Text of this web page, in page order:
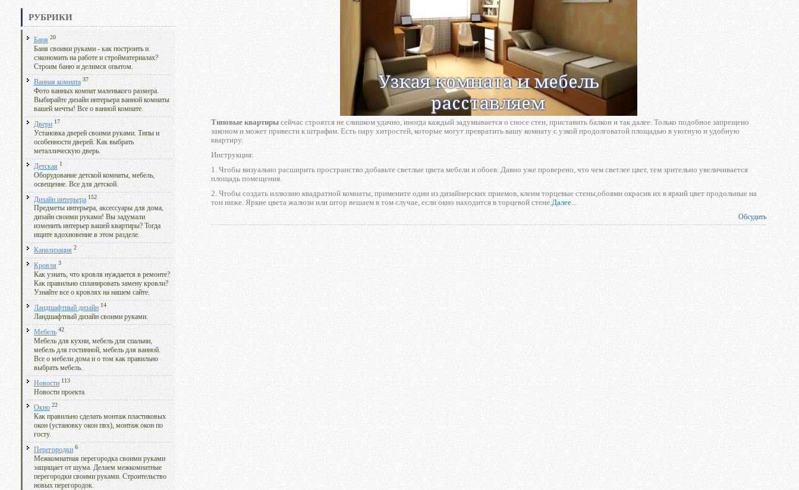
РУБРИКИ
Баня 20
Баня своими руками - как построить и
сэкономить на работе и стройматериалах?
Строим баню и делимся опытом.
Ванная комната 37
Фото ванных комнат маленького размера.
Выбирайте дизайн интерьера ванной комнаты
вашей мечты! Все о ванной комнате.
Двери 17
Установка дверей своими руками. Типы и
особенности дверей. Как выбрать
металлическую дверь.
Детская 1
Оборудование детской комнаты, мебель,
освещение. Все для детской.
Дизайн интерьера 152
Предметы интерьера, аксессуары для дома,
дизайн своими руками! Вы задумали
изменить интерьер вашей квартиры? Тогда
ищите вдохновение в этом разделе.
Канализация 2
Кровля 3
Как узнать, что кровля нуждается в ремонте?
Как правильно спланировать замену кровли?
Узнайте все о кровлях на нашем сайте.
Ландшафтный дизайн 14
Ландшафтный дизайн своими руками.
Мебель 42
Мебель для кухни, мебель для спальни,
мебель для гостинной, мебель для ванной.
Все о мебели дома и о том как правильно
выбрать мебель.
Новости 113
Новости проекта
Окно 22
Как правильно сделать монтаж пластиковых
окон (установку окон пвх), монтаж окон по
госту.
Перегородки 6
Межкомнатная перегородка своими руками
защищает от шума. Делаем межкомнатные
перегородки своими руками. Строительство
новых перегородок.
Типовые квартиры сейчас строятся не слишком удачно, иногда каждый задумывается о сносе стен, приставить балкон и так далее. Только подобное запрещено
законом и может привести к штрафам. Есть пару хитростей, которые могут превратить вашу комнату с узкой продолговатой площадью в уютную и удобную
квартиру.
Инструкция:
1. Чтобы визуально расширить пространство добавьте светлые цвета мебели и обоев. Давно уже проверено, что чем светлее цвет, тем зрительно увеличивается
площадь помещения.
2. Чтобы создать иллюзию квадратной комнаты, примените один из дизайнерских приемов, клеим торцевые стены,обоями окрасив их в яркий цвет продольные на
тон ниже. Яркие цвета жалюзи или штор вешаем в том случае, если окно находится в торцевой стене.Далее...
Обсудить